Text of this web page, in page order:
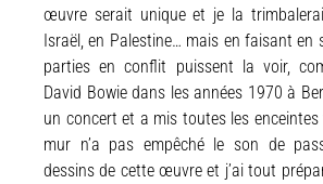
œuvre serait unique et je la
Israël, en Palestine… mais en faisant en
parties en conflit puissent la voir,
David Bowie dans les années 1970 à
un concert et a mis toutes les enceintes
mur n’a pas empêché le son de
dessins de cette œuvre et j’ai tout